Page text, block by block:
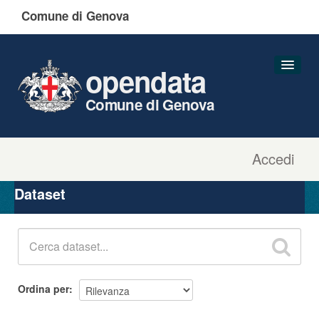
Comune di Genova
Accedi
opendata
Comune di Genova
Organizzazioni
Gruppi
Dataset
Ordina per